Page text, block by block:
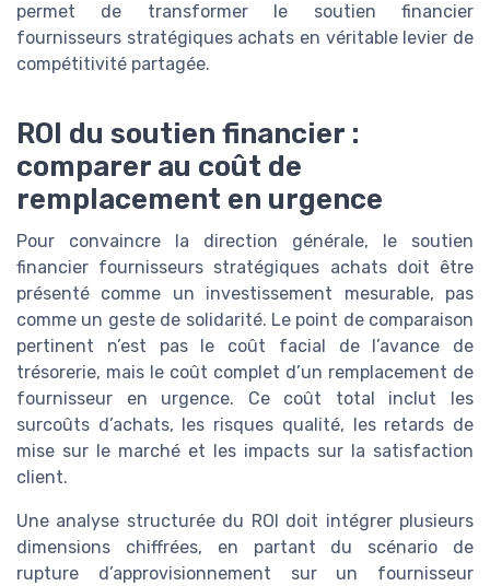
permet de transformer le soutien financier
fournisseurs stratégiques achats en véritable levier de
compétitivité partagée.
ROI du soutien financier :
comparer au coût de
remplacement en urgence
Pour convaincre la direction générale, le soutien
financier fournisseurs stratégiques achats doit être
présenté comme un investissement mesurable, pas
comme un geste de solidarité. Le point de comparaison
pertinent n’est pas le coût facial de l’avance de
trésorerie, mais le coût complet d’un remplacement de
fournisseur en urgence. Ce coût total inclut les
surcoûts d’achats, les risques qualité, les retards de
mise sur le marché et les impacts sur la satisfaction
client.
Une analyse structurée du ROI doit intégrer plusieurs
dimensions chiffrées, en partant du scénario de
rupture d’approvisionnement sur un fournisseur